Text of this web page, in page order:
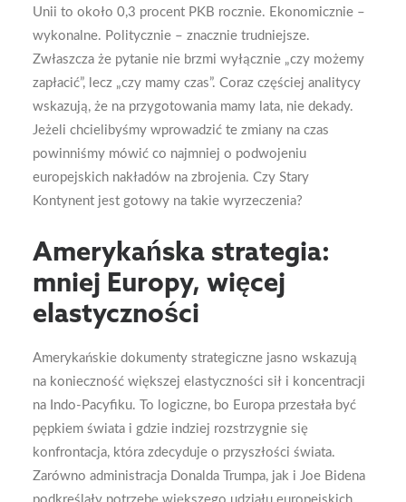
Unii to około 0,3 procent PKB rocznie. Ekonomicznie –
wykonalne. Politycznie – znacznie trudniejsze.
Zwłaszcza że pytanie nie brzmi wyłącznie „czy możemy
zapłacić”, lecz „czy mamy czas”. Coraz częściej analitycy
wskazują, że na przygotowania mamy lata, nie dekady.
Jeżeli chcielibyśmy wprowadzić te zmiany na czas
powinniśmy mówić co najmniej o podwojeniu
europejskich nakładów na zbrojenia. Czy Stary
Kontynent jest gotowy na takie wyrzeczenia?
Amerykańska strategia:
mniej Europy, więcej
elastyczności
Amerykańskie dokumenty strategiczne jasno wskazują
na konieczność większej elastyczności sił i koncentracji
na Indo-Pacyfiku. To logiczne, bo Europa przestała być
pępkiem świata i gdzie indziej rozstrzygnie się
konfrontacja, która zdecyduje o przyszłości świata.
Zarówno administracja Donalda Trumpa, jak i Joe Bidena
podkreślały potrzebę większego udziału europejskich